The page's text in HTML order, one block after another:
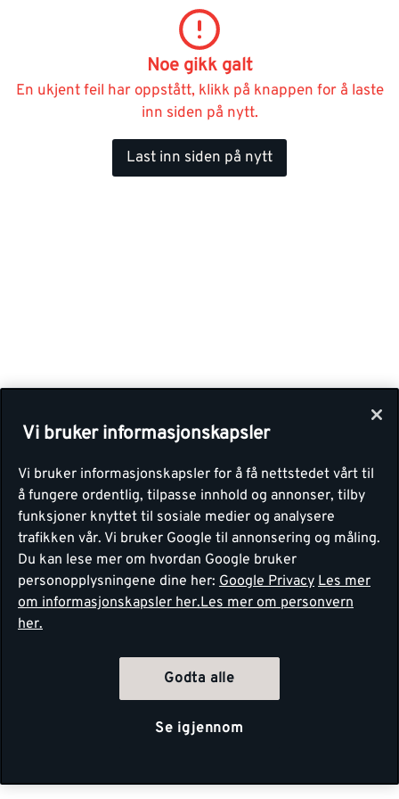
Noe gikk galt
En ukjent feil har oppstått, klikk på knappen for å laste
inn siden på nytt.
Last inn siden på nytt
Vi bruker informasjonskapsler
Vi bruker informasjonskapsler for å få nettstedet vårt til
å fungere ordentlig, tilpasse innhold og annonser, tilby
funksjoner knyttet til sosiale medier og analysere
trafikken vår. Vi bruker Google til annonsering og måling.
Du kan lese mer om hvordan Google bruker
personopplysningene dine her: Google Privacy Les mer
om informasjonskapsler her.Les mer om personvern
her.
Godta alle
Se igjennom